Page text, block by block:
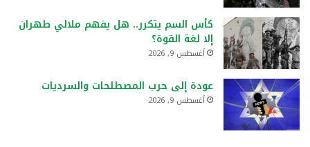
كأس السم يتكرر.. هل يفهم ملالي طهران
إلا لغة القوة؟
أغسطس 9, 2026
عودة إلى حرب المصطلحات والسرديات
أغسطس 9, 2026